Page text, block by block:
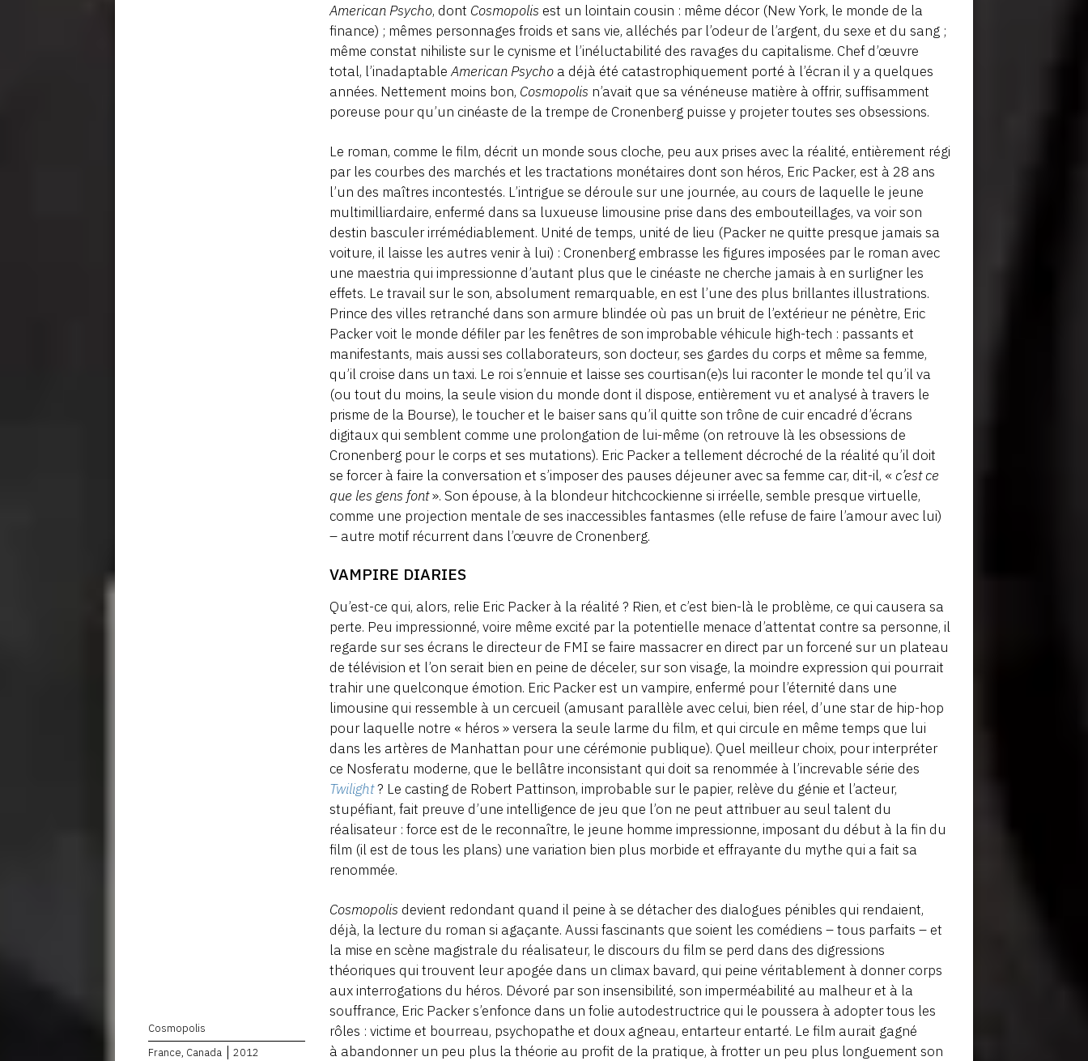
Cosmopolis
France, Canada
2012
American Psycho, dont Cosmopolis est un lointain cousin : même décor (New York, le monde de la
finance) ; mêmes personnages froids et sans vie, alléchés par l’odeur de l’argent, du sexe et du sang ;
même constat nihiliste sur le cynisme et l’inéluctabilité des ravages du capitalisme. Chef d’œuvre
total, l’inadaptableAmerican Psycho a déjà été catastrophiquement porté à l’écran il y a quelques
années. Nettement moins bon, Cosmopolis n’avait que sa vénéneuse matière à offrir, suffisamment
poreuse pour qu’un cinéaste de la trempe de Cronenberg puisse y projeter toutes ses obsessions.
Le roman, comme le film, décrit un monde sous cloche, peu aux prises avec la réalité, entièrement régi
par les courbes des marchés et les tractations monétaires dont son héros, Eric Packer, est à 28 ans
l’un des maîtres incontestés. L’intrigue se déroule sur une journée, au cours de laquelle le jeune
multimilliardaire, enfermé dans sa luxueuse limousine prise dans des embouteillages, va voir son
destin basculer irrémédiablement. Unité de temps, unité de lieu (Packer ne quitte presque jamais sa
voiture, il laisse les autres venir à lui) : Cronenberg embrasse les figures imposées par le roman avec
une maestria qui impressionne d’autant plus que le cinéaste ne cherche jamais à en surligner les
effets. Le travail sur le son, absolument remarquable, en est l’une des plus brillantes illustrations.
Prince des villes retranché dans son armure blindée où pas un bruit de l’extérieur ne pénètre, Eric
Packer voit le monde défiler par les fenêtres de son improbable véhicule high-tech : passants et
manifestants, mais aussi ses collaborateurs, son docteur, ses gardes du corps et même sa femme,
qu’il croise dans un taxi. Le roi s’ennuie et laisse ses courtisan(e)s lui raconter le monde tel qu’il va
(ou tout du moins, la seule vision du monde dont il dispose, entièrement vu et analysé à travers le
prisme de la Bourse), le toucher et le baiser sans qu’il quitte son trône de cuir encadré d’écrans
digitaux qui semblent comme une prolongation de lui-même (on retrouve là les obsessions de
Cronenberg pour le corps et ses mutations). Eric Packer a tellement décroché de la réalité qu’il doit
se forcer à faire la conversation et s’imposer des pauses déjeuner avec sa femme car, dit-il, « c’est ce
que les gens font». Son épouse, à la blondeur hitchcockienne si irréelle, semble presque virtuelle,
comme une projection mentale de ses inaccessibles fantasmes (elle refuse de faire l’amour avec lui)
– autre motif récurrent dans l’œuvre de Cronenberg.
VAMPIRE DIARIES
Qu’est-ce qui, alors, relie Eric Packer à la réalité ? Rien, et c’est bien-là le problème, ce qui causera sa
perte. Peu impressionné, voire même excité par la potentielle menace d’attentat contre sa personne, il
regarde sur ses écrans le directeur de FMI se faire massacrer en direct par un forcené sur un plateau
de télévision et l’on serait bien en peine de déceler, sur son visage, la moindre expression qui pourrait
trahir une quelconque émotion. Eric Packer est un vampire, enfermé pour l’éternité dans une
limousine qui ressemble à un cercueil (amusant parallèle avec celui, bien réel, d’une star de hip-hop
pour laquelle notre « héros » versera la seule larme du film, et qui circule en même temps que lui
dans les artères de Manhattan pour une cérémonie publique). Quel meilleur choix, pour interpréter
ce Nosferatu moderne, que le bellâtre inconsistant qui doit sa renommée à l’increvable série des
Twilight? Le casting de Robert Pattinson, improbable sur le papier, relève du génie et l’acteur,
stupéfiant, fait preuve d’une intelligence de jeu que l’on ne peut attribuer au seul talent du
réalisateur : force est de le reconnaître, le jeune homme impressionne, imposant du début à la fin du
film (il est de tous les plans) une variation bien plus morbide et effrayante du mythe qui a fait sa
renommée.
Cosmopolis devient redondant quand il peine à se détacher des dialogues pénibles qui rendaient,
déjà, la lecture du roman si agaçante. Aussi fascinants que soient les comédiens – tous parfaits – et
la mise en scène magistrale du réalisateur, le discours du film se perd dans des digressions
théoriques qui trouvent leur apogée dans un climax bavard, qui peine véritablement à donner corps
aux interrogations du héros. Dévoré par son insensibilité, son imperméabilité au malheur et à la
souffrance, Eric Packer s’enfonce dans un folie autodestructrice qui le poussera à adopter tous les
rôles : victime et bourreau, psychopathe et doux agneau, entarteur entarté. Le film aurait gagné
à abandonner un peu plus la théorie au profit de la pratique, à frotter un peu plus longuement son